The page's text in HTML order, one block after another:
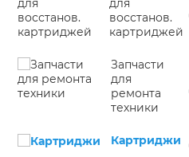
для
восстанов.
картриджей
Запчасти
для
ремонта
техники
Картриджи